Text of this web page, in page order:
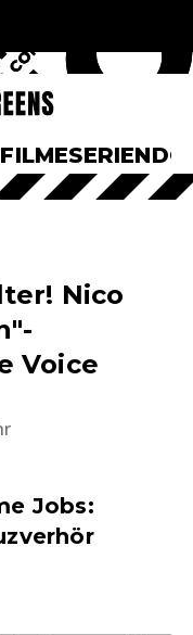
FILMESERIEN
Nico
Voice
Jobs: